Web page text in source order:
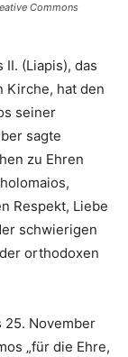
Commons
II. (Liapis), das
Kirche, hat den
seiner
sagte
zu Ehren
Respekt, Liebe
schwierigen
orthodoxen
25. November
„für die Ehre,